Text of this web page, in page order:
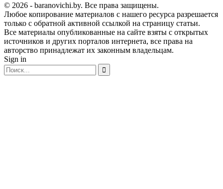
© 2026 - baranovichi.by. Все права защищены.
Любое копирование материалов с нашего ресурса разрешается
только с обратной активной ссылкой на страницу статьи.
Все материалы опубликованные на сайте взяты с открытых
источников и других порталов интернета, все права на
авторство принадлежат их законным владельцам.
Sign in